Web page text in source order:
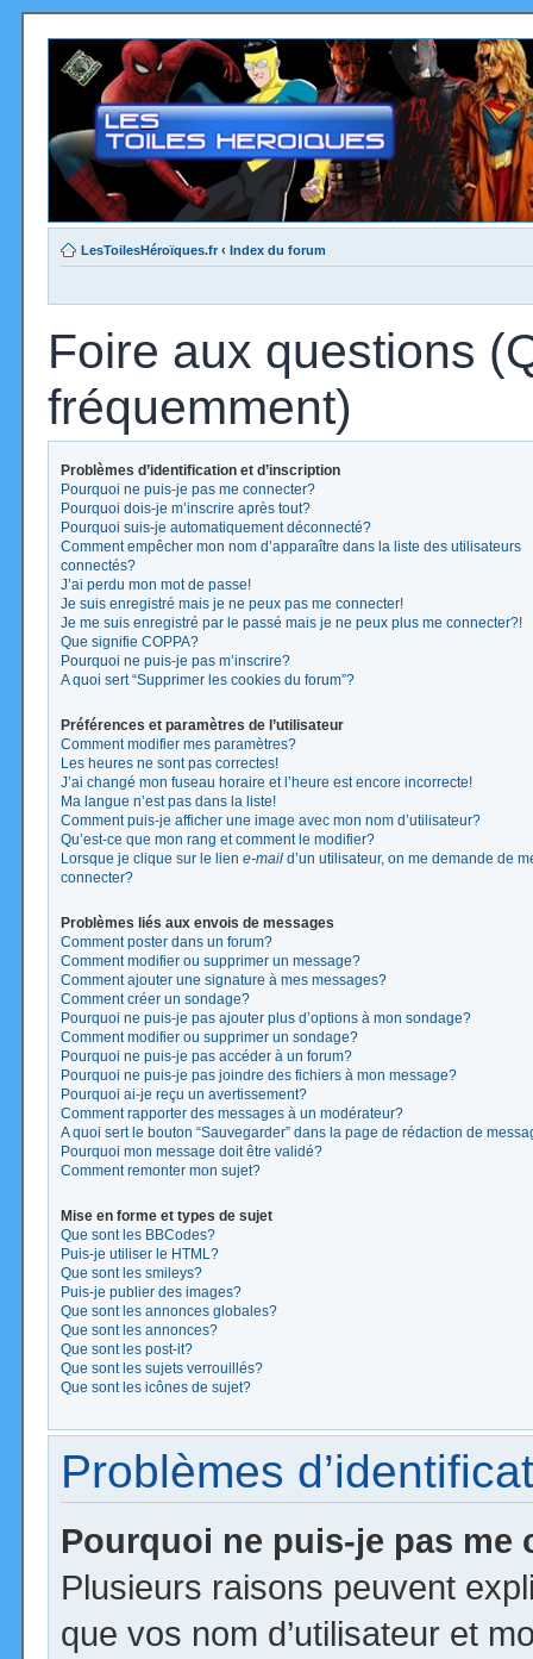
LesToilesHéroïques.fr ‹ Index du forum
Foire aux questions
fréquemment)
Problèmes d’identification et d’inscription
Pourquoi ne puis-je pas me connecter?
Pourquoi dois-je m’inscrire après tout?
Pourquoi suis-je automatiquement déconnecté?
Comment empêcher mon nom d’apparaître dans la liste des utilisateurs
connectés?
J’ai perdu mon mot de passe!
Je suis enregistré mais je ne peux pas me connecter!
Je me suis enregistré par le passé mais je ne peux plus me connecter?!
Que signifie COPPA?
Pourquoi ne puis-je pas m’inscrire?
A quoi sert “Supprimer les cookies du forum”?
Préférences et paramètres de l’utilisateur
Comment modifier mes paramètres?
Les heures ne sont pas correctes!
J’ai changé mon fuseau horaire et l’heure est encore incorrecte!
Ma langue n’est pas dans la liste!
Comment puis-je afficher une image avec mon nom d’utilisateur?
Qu’est-ce que mon rang et comment le modifier?
Lorsque je clique sur le lien e-mail d’un utilisateur, on me demande de
connecter?
Problèmes liés aux envois de messages
Comment poster dans un forum?
Comment modifier ou supprimer un message?
Comment ajouter une signature à mes messages?
Comment créer un sondage?
Pourquoi ne puis-je pas ajouter plus d’options à mon sondage?
Comment modifier ou supprimer un sondage?
Pourquoi ne puis-je pas accéder à un forum?
Pourquoi ne puis-je pas joindre des fichiers à mon message?
Pourquoi ai-je reçu un avertissement?
Comment rapporter des messages à un modérateur?
A quoi sert le bouton “Sauvegarder” dans la page de rédaction de
Pourquoi mon message doit être validé?
Comment remonter mon sujet?
Mise en forme et types de sujet
Que sont les BBCodes?
Puis-je utiliser le HTML?
Que sont les smileys?
Puis-je publier des images?
Que sont les annonces globales?
Que sont les annonces?
Que sont les post-it?
Que sont les sujets verrouillés?
Que sont les icônes de sujet?
Problèmes
Pourquoi ne puis-je pas me
Plusieurs raisons peuvent
que vos nom d’utilisateur et